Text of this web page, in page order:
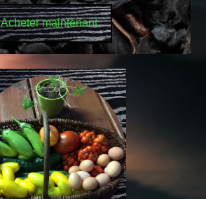
Acheter maintenant